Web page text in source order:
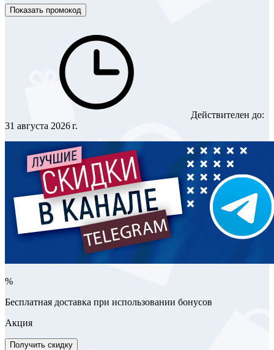
Показать промокод
Действителен до:
31 августа 2026 г.
%
Бесплатная доставка при использовании бонусов
Акция
Получить скидку